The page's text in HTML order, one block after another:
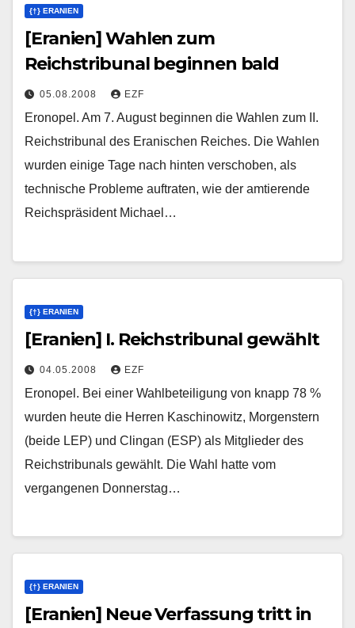
{†} ERANIEN
[Eranien] Wahlen zum
Reichstribunal beginnen bald
05.08.2008 EZF
Eronopel. Am 7. August beginnen die Wahlen zum II.
Reichstribunal des Eranischen Reiches. Die Wahlen
wurden einige Tage nach hinten verschoben, als
technische Probleme auftraten, wie der amtierende
Reichspräsident Michael…
{†} ERANIEN
[Eranien] I. Reichstribunal gewählt
04.05.2008 EZF
Eronopel. Bei einer Wahlbeteiligung von knapp 78 %
wurden heute die Herren Kaschinowitz, Morgenstern
(beide LEP) und Clingan (ESP) als Mitglieder des
Reichstribunals gewählt. Die Wahl hatte vom
vergangenen Donnerstag…
{†} ERANIEN
[Eranien] Neue Verfassung tritt in